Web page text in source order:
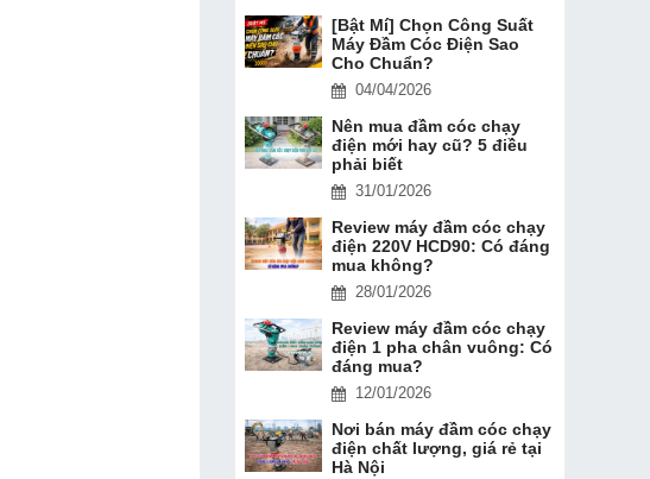
[Bật Mí] Chọn Công Suất
Máy Đầm Cóc Điện Sao
Cho Chuẩn?
04/04/2026
Nên mua đầm cóc chạy
điện mới hay cũ? 5 điều
phải biết
31/01/2026
Review máy đầm cóc chạy
điện 220V HCD90: Có đáng
mua không?
28/01/2026
Review máy đầm cóc chạy
điện 1 pha chân vuông: Có
đáng mua?
12/01/2026
Nơi bán máy đầm cóc chạy
điện chất lượng, giá rẻ tại
Hà Nội